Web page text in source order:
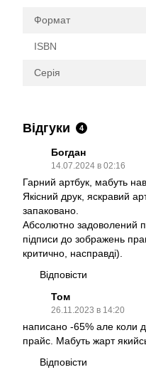
Формат
ISBN
Серія
Відгуки 4
Богдан
14.07.2024 в 02:16
Гарний артбук, мабуть
Якісний друк, яскравий
запаковано.
Абсолютно задоволений
підписи до зображень
критично, насправді).
Відповісти
Том
26.11.2023 в 14:20
написано -65% але коли
прайс. Мабуть жарт
Відповісти